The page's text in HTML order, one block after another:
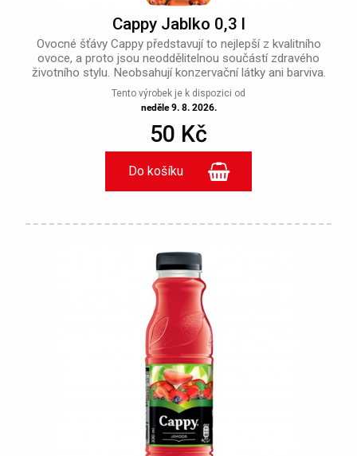
Cappy Jablko 0,3 l
Ovocné šťávy Cappy představují to nejlepší z kvalitního
ovoce, a proto jsou neoddělitelnou součástí zdravého
životního stylu. Neobsahují konzervační látky ani barviva.
Tento výrobek je k dispozici od
neděle 9. 8. 2026.
50 Kč